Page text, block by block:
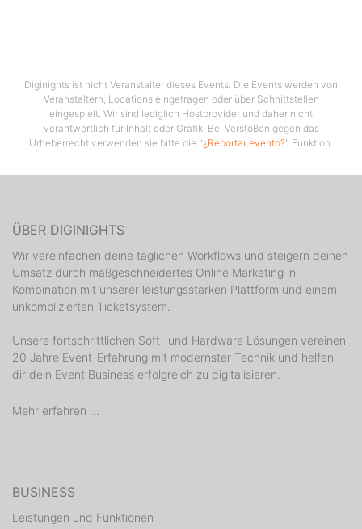
Diginights ist nicht Veranstalter dieses Events. Die Events werden von
Veranstaltern, Locations eingetragen oder über Schnittstellen
eingespielt. Wir sind lediglich Hostprovider und daher nicht
verantwortlich für Inhalt oder Grafik. Bei Verstößen gegen das
Urheberrecht verwenden sie bitte die "¿Reportar evento?" Funktion.
ÜBER DIGINIGHTS
Wir vereinfachen deine täglichen Workflows und steigern deinen
Umsatz durch maßgeschneidertes Online Marketing in
Kombination mit unserer leistungsstarken Plattform und einem
unkomplizierten Ticketsystem.
Unsere fortschrittlichen Soft- und Hardware Lösungen vereinen
20 Jahre Event-Erfahrung mit modernster Technik und helfen
dir dein Event Business erfolgreich zu digitalisieren.
Mehr erfahren ...
BUSINESS
Leistungen und Funktionen